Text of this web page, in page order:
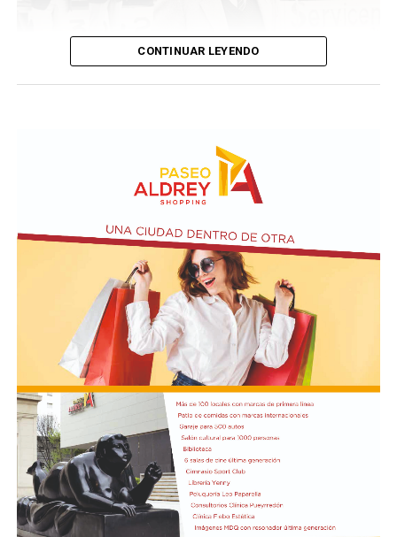
El vendero 13 de agosto se cumplen 38 años de la
desaparición física del ex intendente de Necochea,
en la ruta 88, a pocos kilómetros de Quequén.
Junto con el intendente de Necochea habían muerto
tres docentes que, luego se supo, habían subido a su
automóvil pocos kilómetros antes, donde se hallaban
haciendo dedo. La colisión frontal resultó letal: sólo
sobrevivió el chofer del camión.
El hall del Palacio Comunal fue el lugar donde velaron
sus restos y ante el cual desfiló todo el arco político de
aquel momento, incluyendo a la camada de jóvenes que
habían dado sus primeros pasos en el peronismo, bajo
el liderazgo de “Coco” Taraborelli como conductor. Y el
vicegobernador Luis Macaya, que acompañó sus restos
hasta la despedida final.
CONTINUAR LEYENDO